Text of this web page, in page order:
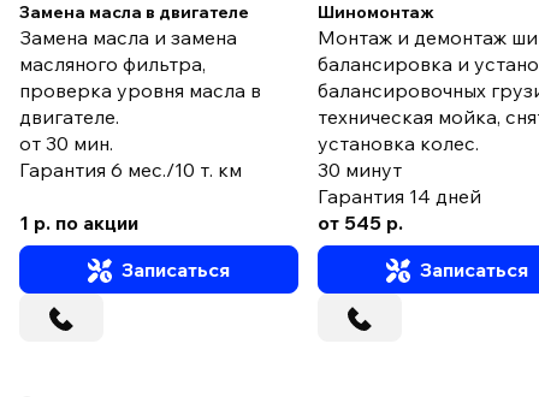
Замена масла в двигателе
Замена масла и замена
масляного фильтра,
проверка уровня масла в
двигателе.
от 30 мин.
Гарантия 6 мес./10 т. км
1 р. по акции
Записаться
Шиномонтаж
Монтаж и демонтаж
балансировка и
балансировочных
техническая мойка,
установка колес.
30 минут
Гарантия 14 дней
от 545 р.
Записаться